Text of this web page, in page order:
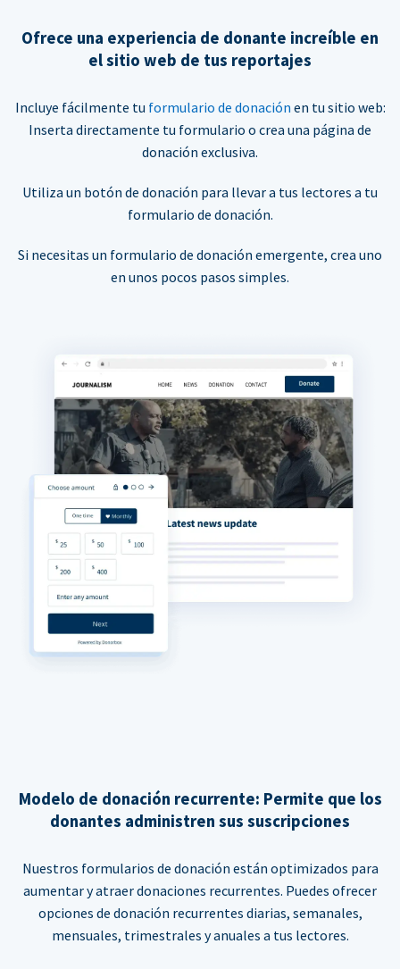
Ofrece una experiencia de donante increíble en
el sitio web de tus reportajes
Incluye fácilmente tu formulario de donación en tu sitio web:
Inserta directamente tu formulario o crea una página de
donación exclusiva.
Utiliza un botón de donación para llevar a tus lectores a tu
formulario de donación.
Si necesitas un formulario de donación emergente, crea uno
en unos pocos pasos simples.
Modelo de donación recurrente: Permite que los
donantes administren sus suscripciones
Nuestros formularios de donación están optimizados para
aumentar y atraer donaciones recurrentes. Puedes ofrecer
opciones de donación recurrentes diarias, semanales,
mensuales, trimestrales y anuales a tus lectores.